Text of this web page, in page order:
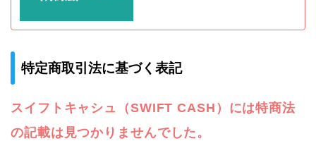
特定商取引法に基づく表記
スイフトキャシュ（SWIFT CASH）には特商法
の記載は見つかりませんでした。